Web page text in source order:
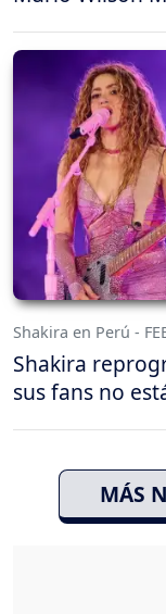
Shakira en Perú -
Shakira
sus fans no
MÁS